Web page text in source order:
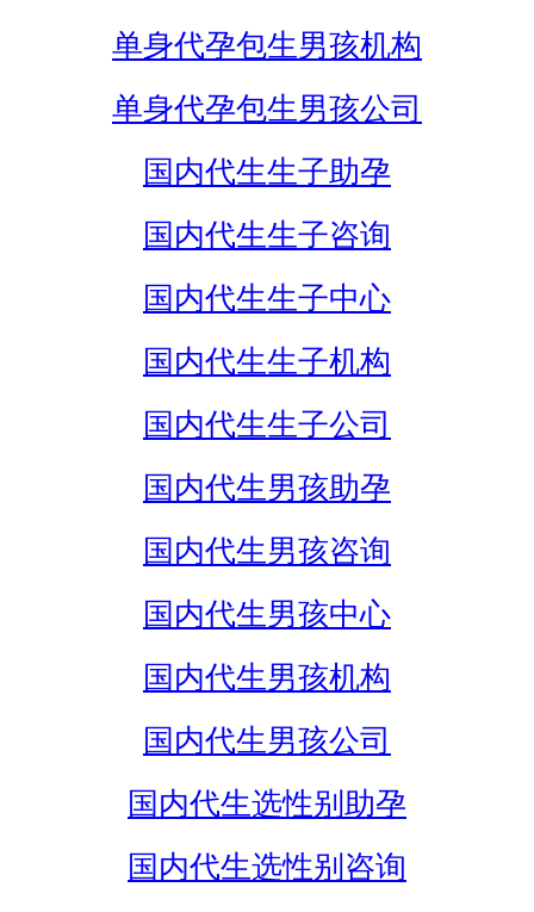
单身代孕包生男孩机构
单身代孕包生男孩公司
国内代生生子助孕
国内代生生子咨询
国内代生生子中心
国内代生生子机构
国内代生生子公司
国内代生男孩助孕
国内代生男孩咨询
国内代生男孩中心
国内代生男孩机构
国内代生男孩公司
国内代生选性别助孕
国内代生选性别咨询